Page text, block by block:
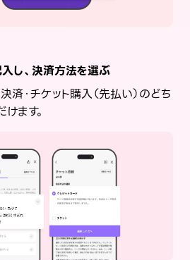
し、決済方法を選ぶ
済・チケット購入（先払い）のどち
ます。